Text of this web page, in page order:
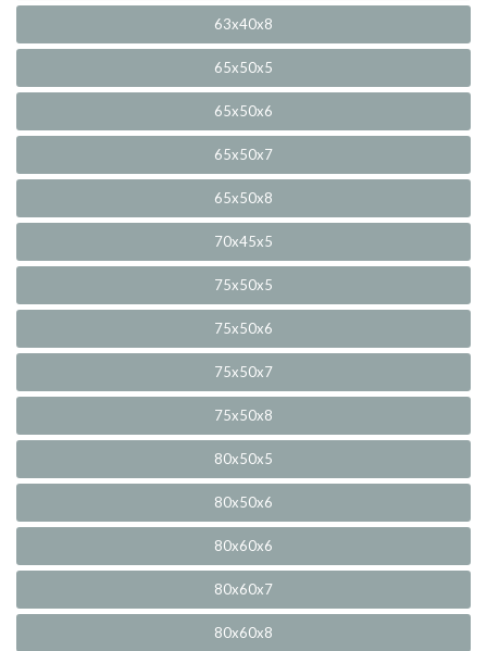
63x40x8
65x50x5
65x50x6
65x50x7
65x50x8
70x45x5
75x50x5
75x50x6
75x50x7
75x50x8
80x50x5
80x50x6
80x60x6
80x60x7
80x60x8